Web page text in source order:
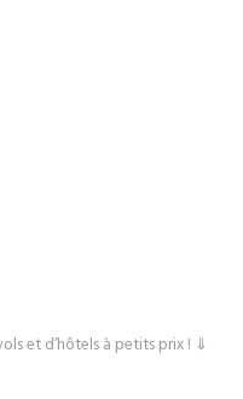
et d’hôtels à petits prix ! ⇓